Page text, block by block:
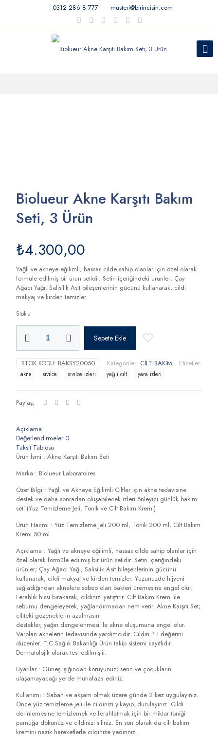
0312 286 8 777 musteri@birincisin.com
Biolueur Akne Karşıtı Bakım
Seti, 3 Ürün
₺4.300,00
Yağlı ve akneye eğilimli, hassas cilde sahip olanlar için özel olarak
formüle edilmiş bir ürün setidir. Setin içeriğindeki ürünler; Çay
Ağacı Yağı, Salisilik Asit bileşenlerinin gücünü kullanarak, cildi
makyaj ve kirden temizler.
Stokta
Akne
Karşıtı
Bakım
Seti,
Sepete Ekle
STOK KODU: BAKSY20050 Kategoriler: CİLT BAKIM Etiketler:
akne sivilce sivilce izleri yağlı cilt yara izleri
Paylaş;
Açıklama
Değerlendirmeler 0
Taksit Tablosu
Ürün İsmi : Akne Karşıtı Bakım Seti
Marka : Biolueur Laboratoires
Özet Bilgi : Yağlı ve Akneye Eğilimli Ciltler için akne tedavisine
destek ve daha sonradan oluşabilecek izleri önleyici günlük bakım
seti (Yüz Temizleme Jeli, Tonik ve Cilt Bakım Kremi)
Ürün Hacmi : Yüz Temizleme Jeli 200 ml, Tonik 200 ml, Cilt Bakım
Kremi 50 ml
Açıklama : Yağlı ve akneye eğilimli, hassas cilde sahip olanlar için
özel olarak formüle edilmiş bir ürün setidir. Setin içeriğindeki
ürünler; Çay Ağacı Yağı, Salisilik Asit bileşenlerinin gücünü
kullanarak, cildi makyaj ve kirden temizler. Yüzünüzde hijyeni
sağladığından aknelere sebep olan bakteri üremesine engel olur.
Ferahlık hissi bırakarak, cildinizi yatıştırır. Cilt Bakım Kremi ile
sebumu dengeleyerek, yağlandırmadan nem verir. Akne Karşıtı Set;
ciltteki gözeneklerin azalmasını
destekler, yağın dengelenmesi ile akne oluşumuna engel olur.
Varolan aknelerin tedavisinde yardımcıdır. Cildin PH değerini
düzenler. T.C Sağlık Bakanlığı Ürün takip sistemi kayıtlıdır.
Dermatolojik olarak test edilmiştir.
Uyarılar : Güneş ışığından koruyunuz; serin ve çocukların
ulaşamayacağı yerde muhafaza ediniz.
Kullanımı : Sabah ve akşam olmak üzere günde 2 kez uygulayınız.
Önce yüz temizleme jeli ile cildinizi yıkayıp, durulayınız. Cildi
derinlemesine temizlemek ve ferahlatmak için bir miktar toniği
pamuğa dökünüz ve cildinizi siliniz. En son olarak da cilt bakım
kremini nazik hareketlerle cildinize yediriniz.